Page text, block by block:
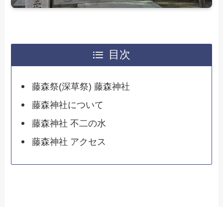
目次
藤森祭(深草祭) 藤森神社
藤森神社について
藤森神社 不二の水
藤森神社 アクセス